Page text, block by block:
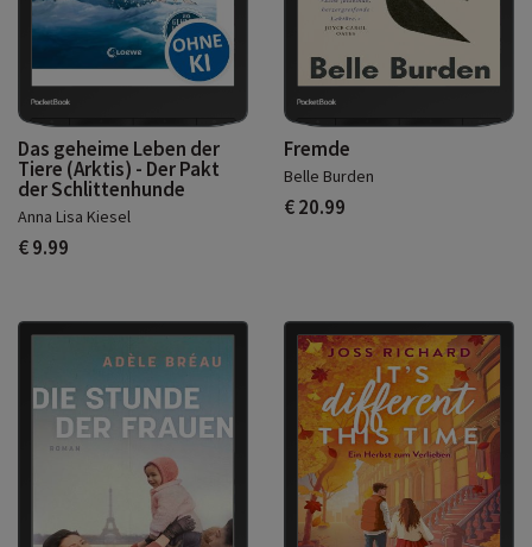
Das geheime Leben der
Tiere (Arktis) - Der Pakt
der Schlittenhunde
Anna Lisa Kiesel
€ 9.99
Fremde
Belle Burden
€ 20.99